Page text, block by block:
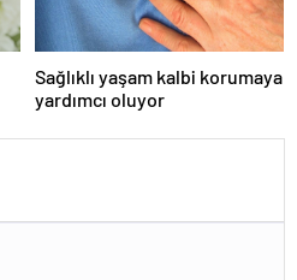
Sağlıklı yaşam kalbi korumaya
yardımcı oluyor